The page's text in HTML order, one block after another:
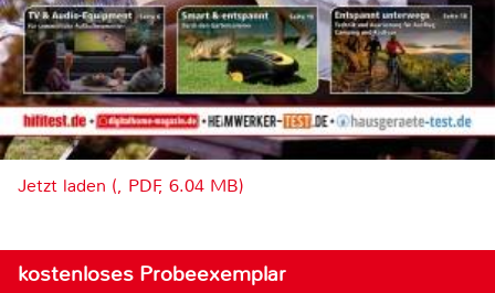
Jetzt laden (, PDF, 6.04 MB)
kostenloses Probeexemplar